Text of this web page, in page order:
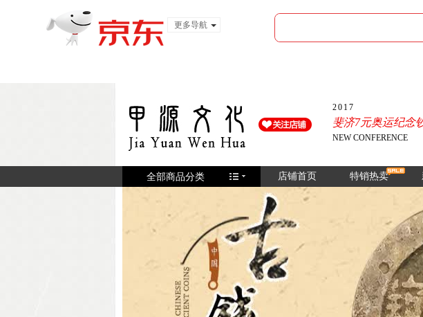
更多导航
2017
斐济7元奥运纪念
NEW CONFERENCE
全部商品分类 店铺首页 特销热卖